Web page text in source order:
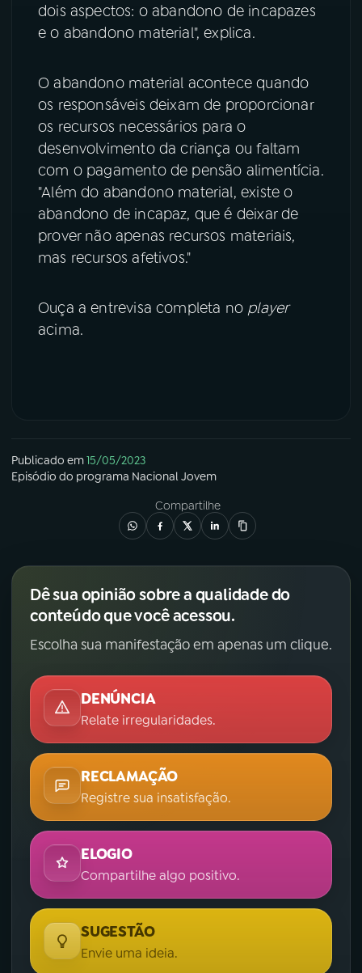
Instagram X
dois aspectos: o abandono de incapazes
e o abandono material", explica.
O abandono material acontece quando
os responsáveis deixam de proporcionar
os recursos necessários para o
desenvolvimento da criança ou faltam
com o pagamento de pensão alimentícia.
"Além do abandono material, existe o
abandono de incapaz, que é deixar de
prover não apenas recursos materiais,
mas recursos afetivos."
Ouça a entrevisa completa no player
acima.
Publicado em15/05/2023
Episódio do programa Nacional Jovem
Compartilhe
Dê sua opinião sobre a qualidade do
conteúdo que você acessou.
Escolha sua manifestação em apenas um clique.
DENÚNCIA
Relate irregularidades.
RECLAMAÇÃO
Registre sua insatisfação.
ELOGIO
Compartilhe algo positivo.
SUGESTÃO
Envie uma ideia.